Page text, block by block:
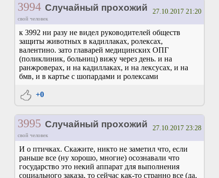
3994 Случайный прохожий
свой человек
27.10.2017 21:20
к 3992 ни разу не видел руководителей обществ
защиты животных в кадиллаках, ролексах,
валентино. зато главарей медицинских ОПГ
(поликлиник, больниц) вижу через день. и на
ранжроверах, и на кадиллаках, и на лексусах, и на
бмв, и в картье с шопардами и ролексами
+0
3995 Случайный прохожий
свой человек
27.10.2017 23:28
И о птичках. Скажите, никто не заметил что, если
раньше все (ну хорошо, многие) осознавали что
государство это некий аппарат для выполнения
социального заказа, то сейчас как-то странно все (да,